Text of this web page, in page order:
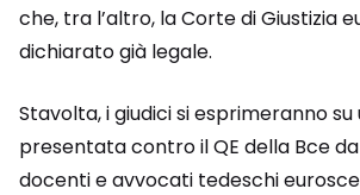
che, tra l’altro, la Corte di Giustizia
dichiarato già legale.
Stavolta, i giudici si esprimeranno su
presentata contro il QE della Bce
docenti e avvocati tedeschi